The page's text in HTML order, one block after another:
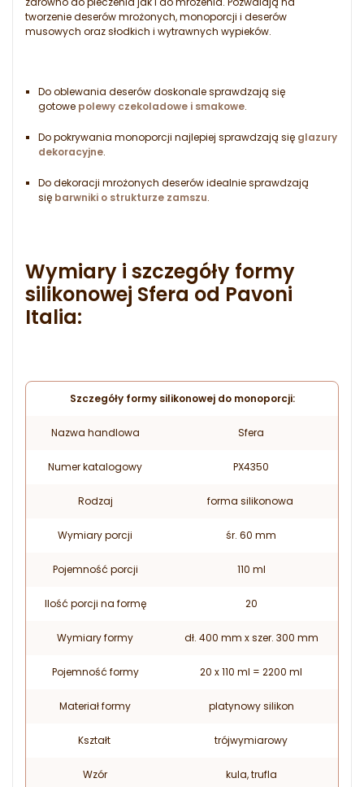
tworzenie deserów mrożonych, monoporcji i deserów
musowych oraz słodkich i wytrawnych wypieków.
Do oblewania deserów doskonale sprawdzają się
gotowe polewy czekoladowe i smakowe.
Do pokrywania monoporcji najlepiej sprawdzają się glazury
dekoracyjne.
Do dekoracji mrożonych deserów idealnie sprawdzają
się barwniki o strukturze zamszu.
Wymiary i szczegóły formy
silikonowej Sfera od Pavoni
Italia:
Szczegóły formy silikonowej do monoporcji:
Nazwa handlowa Sfera
Numer katalogowy PX4350
Rodzaj forma silikonowa
Wymiary porcji śr. 60 mm
Pojemność porcji 110 ml
Ilość porcji na formę 20
Wymiary formy dł. 400 mm x szer. 300 mm
Pojemność formy 20 x 110 ml = 2200 ml
Materiał formy platynowy silikon
Kształt trójwymiarowy
Wzór kula, trufla